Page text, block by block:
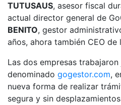
TUTUSAUS, asesor fiscal
actual director general de
BENITO, gestor
años, ahora también CEO de
Las dos empresas
denominado gogestor.com,
nueva forma de realizar
segura y sin